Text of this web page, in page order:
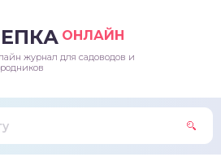
ОНЛАЙН
журнал для садоводов и